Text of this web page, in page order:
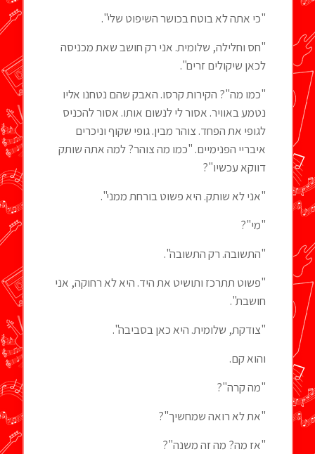
"כי אתה לא בוטח בכושר השיפוט שלי".
"חס וחלילה, שלומית. אני רק חושב שאת מכניסה
לכאן שיקולים זרים".
"כמו מה"? הקירות קרסו. האבק שהם נטחנו אליו
נטמע באוויר. אסור לי לנשום אותו. אסור להכניס
לגופי את הפחד. צוהר מבין. גופי שקוף וניכרים
איבריי הפנימיים. "כמו מה צוהר? למה אתה שותק
דווקא עכשיו"?
"אני לא שותק. היא פשוט בורחת ממני".
"מי"?
"התשובה. רק התשובה".
"פשוט תתרכז ותושיט את היד. היא לא רחוקה, אני
חושבת".
"צודקת, שלומית. היא כאן בסביבה".
והוא קם.
"מה קרה"?
"את לא רואה שמחשיך"?
"אז מה? מה זה משנה"?